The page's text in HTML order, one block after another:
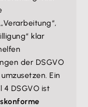
„Verarbeitung“,
klar
der DSGVO
Ein
DSGVO ist